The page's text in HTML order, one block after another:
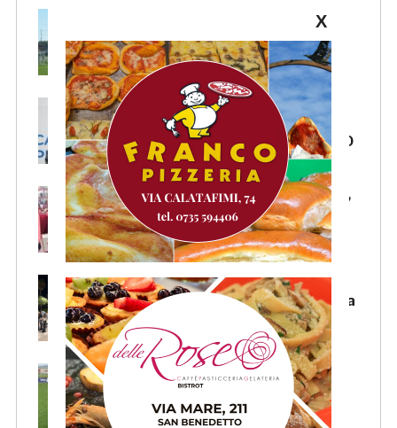
Samb, ripresi gli allenamenti:
parte Tunjov
La Samb smentisce notizie e
ricostruzioni riguardanti la
cessione del club. COMUNICATO
FOCUS – Giusto criticare Massi,
ma anche riconoscerne i meriti
Scacchi in piazza: giovedì 6
agosto appuntamento in piazza
Salvo D’Acquisto
La Serie C su Rai 2: alcune
partite di Lega Pro saranno
trasmesse in diretta
X